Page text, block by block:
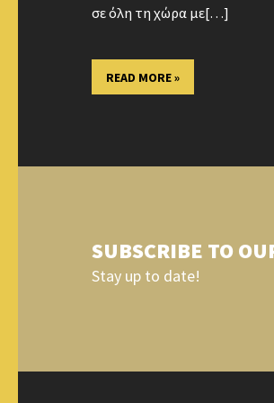
σε όλη τη χώρα με[…]
READ MORE »
SUBSCRIBE TO
Stay up to date!